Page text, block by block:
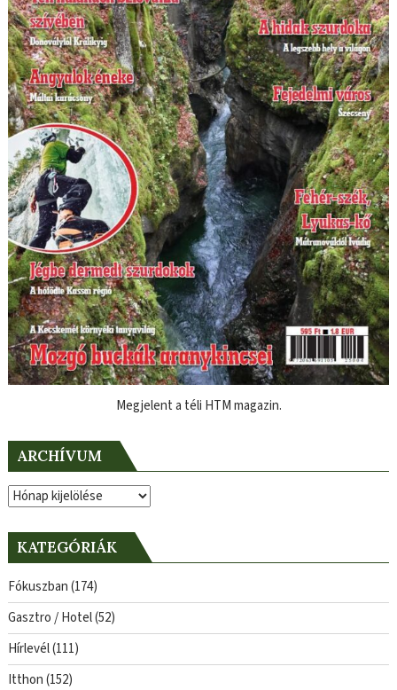
Megjelent a téli HTM magazin.
ARCHÍVUM
Archívum
KATEGÓRIÁK
Fókuszban(174)
Gasztro / Hotel(52)
Hírlevél(111)
Itthon(152)